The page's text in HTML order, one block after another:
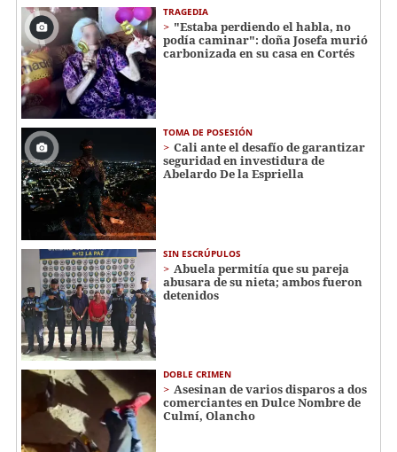
TRAGEDIA
"Estaba perdiendo el habla, no
podía caminar": doña Josefa murió
carbonizada en su casa en Cortés
TOMA DE POSESIÓN
Cali ante el desafío de garantizar
seguridad en investidura de
Abelardo De la Espriella
SIN ESCRÚPULOS
Abuela permitía que su pareja
abusara de su nieta; ambos fueron
detenidos
DOBLE CRIMEN
Asesinan de varios disparos a dos
comerciantes en Dulce Nombre de
Culmí, Olancho